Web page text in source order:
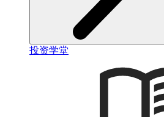
投资学堂